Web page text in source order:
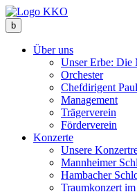
b
Über uns
Unser Erbe: Die
Orchester
Chefdirigent
Management
Trägerverein
Förderverein
Konzerte
Unsere
Mannheimer
Hambacher
Traumkonzert